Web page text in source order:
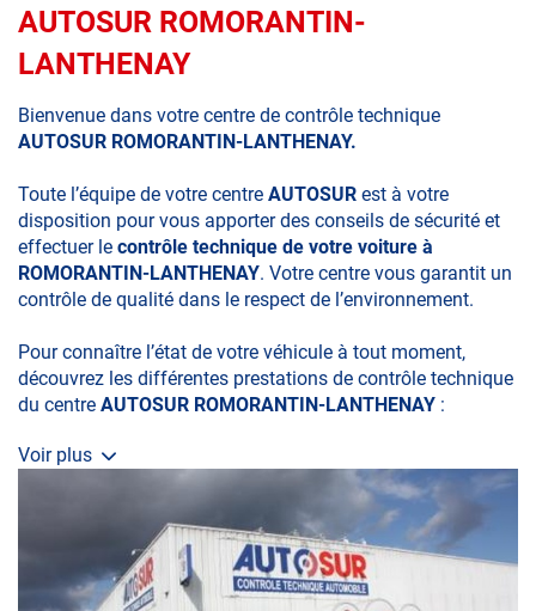
AUTOSUR ROMORANTIN-
LANTHENAY
Bienvenue dans votre centre de contrôle technique
AUTOSUR ROMORANTIN-LANTHENAY.
Toute l’équipe de votre centre AUTOSUR est à votre
disposition pour vous apporter des conseils de sécurité et
effectuer le contrôle technique de votre voiture à
ROMORANTIN-LANTHENAY. Votre centre vous garantit un
contrôle de qualité dans le respect de l’environnement.
Pour connaître l’état de votre véhicule à tout moment,
découvrez les différentes prestations de contrôle technique
du centre AUTOSUR ROMORANTIN-LANTHENAY :
• le contrôle technique obligatoire
• le contrôle pollution
Voir plus